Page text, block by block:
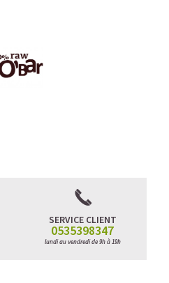
SERVICE CLIENT
0535398347
lundi au vendredi de 9h à 19h